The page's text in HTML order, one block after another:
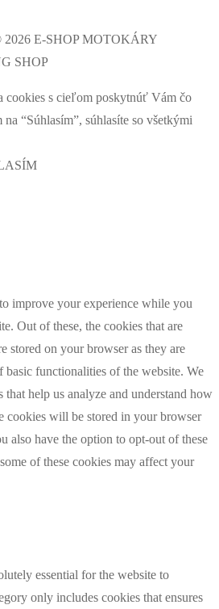
2026 E-SHOP MOTOKÁRY
SHOP
s cieľom poskytnúť Vám čo
“Súhlasím”, súhlasíte so všetkými
improve your experience while you
Out of these, the cookies that are
stored on your browser as they are
functionalities of the website. We
that help us analyze and understand how
cookies will be stored in your browser
also have the option to opt-out of these
of these cookies may affect your
essential for the website to
only includes cookies that ensures